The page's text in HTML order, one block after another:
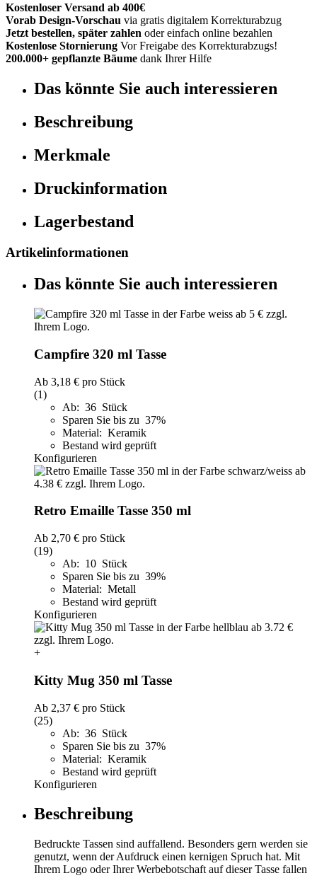
Kostenloser Versand ab 400€
Vorab Design-Vorschau via gratis digitalem Korrekturabzug
Jetzt bestellen, später zahlen oder einfach online bezahlen
Kostenlose Stornierung Vor Freigabe des Korrekturabzugs!
200.000+ gepflanzte Bäume dank Ihrer Hilfe
Das könnte Sie auch interessieren
Beschreibung
Merkmale
Druckinformation
Lagerbestand
Artikelinformationen
Das könnte Sie auch interessieren
Campfire 320 ml Tasse
Ab 3,18 € pro Stück
(1)
Ab: 36 Stück
Sparen Sie bis zu 37%
Material: Keramik
Bestand wird geprüft
Konfigurieren
Retro Emaille Tasse 350 ml
Ab 2,70 € pro Stück
(19)
Ab: 10 Stück
Sparen Sie bis zu 39%
Material: Metall
Bestand wird geprüft
Konfigurieren
+
Kitty Mug 350 ml Tasse
Ab 2,37 € pro Stück
(25)
Ab: 36 Stück
Sparen Sie bis zu 37%
Material: Keramik
Bestand wird geprüft
Konfigurieren
Beschreibung
Bedruckte Tassen sind auffallend. Besonders gern werden sie
genutzt, wenn der Aufdruck einen kernigen Spruch hat. Mit
Ihrem Logo oder Ihrer Werbebotschaft auf dieser Tasse fallen